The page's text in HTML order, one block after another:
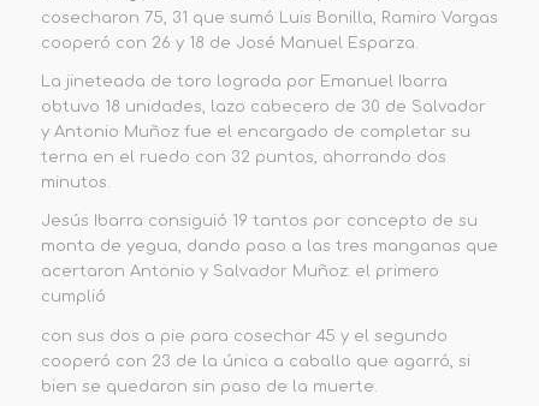
cosecharon 75, 31 que sumó Luis Bonilla, Ramiro Vargas
cooperó con 26 y 18 de José Manuel Esparza.
La jineteada de toro lograda por Emanuel Ibarra
obtuvo 18 unidades, lazo cabecero de 30 de Salvador
y Antonio Muñoz fue el encargado de completar su
terna en el ruedo con 32 puntos, ahorrando dos
minutos.
Jesús Ibarra consiguió 19 tantos por concepto de su
monta de yegua, dando paso a las tres manganas que
acertaron Antonio y Salvador Muñoz: el primero
cumplió
con sus dos a pie para cosechar 45 y el segundo
cooperó con 23 de la única a caballo que agarró, si
bien se quedaron sin paso de la muerte.